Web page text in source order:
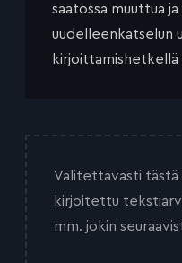
saatossa muuttua
uudelleenkatselun
kirjoittamishetkellä
Valitettavasti tästä
kirjoitettu
mm. jokin